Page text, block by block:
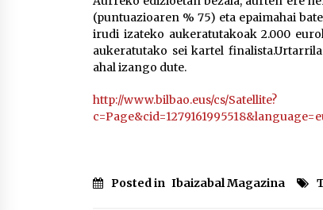
(puntuazioaren % 75) eta epaimahai
irudi izateko aukeratutakoak 2.000
aukeratutako sei kartel
ahal izango dute.
http://www.bilbao.eus/cs/Satellite?
Posted in Ibaizabal Magazina